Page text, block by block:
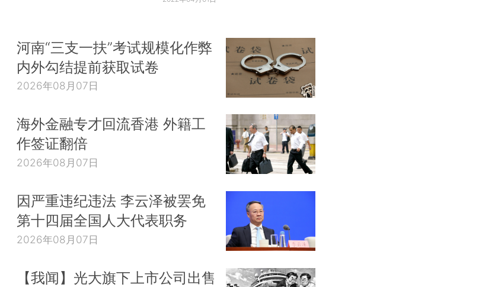
河南“三支一扶”考试规模化作弊
内外勾结提前获取试卷
2026年08月07日
海外金融专才回流香港 外籍工
作签证翻倍
2026年08月07日
因严重违纪违法 李云泽被罢免
第十四届全国人大代表职务
2026年08月07日
【我闻】光大旗下上市公司出售